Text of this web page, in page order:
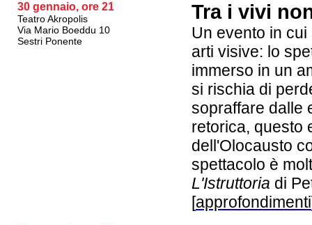
30 gennaio, ore 21
Teatro Akropolis
Via Mario Boeddu 10
Sestri Ponente
Tra i vivi
Un evento in
arti visive: lo
immerso in un
si rischia di
sopraffare dalle
retorica, questo
dell'Olocausto
spettacolo è
L'Istruttoria di
[approfondimenti